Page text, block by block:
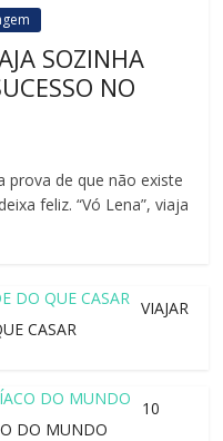
SOZINHA
NO
prova de que não existe
feliz. “Vó Lena”, viaja
VIAJAR
CASAR
10
DO MUNDO